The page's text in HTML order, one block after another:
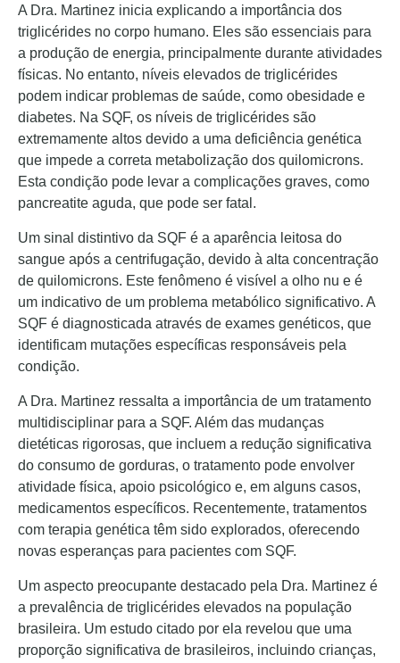
A Dra. Martinez inicia explicando a importância dos
triglicérides no corpo humano. Eles são essenciais para
a produção de energia, principalmente durante atividades
físicas. No entanto, níveis elevados de triglicérides
podem indicar problemas de saúde, como obesidade e
diabetes. Na SQF, os níveis de triglicérides são
extremamente altos devido a uma deficiência genética
que impede a correta metabolização dos quilomicrons.
Esta condição pode levar a complicações graves, como
pancreatite aguda, que pode ser fatal.
Um sinal distintivo da SQF é a aparência leitosa do
sangue após a centrifugação, devido à alta concentração
de quilomicrons. Este fenômeno é visível a olho nu e é
um indicativo de um problema metabólico significativo. A
SQF é diagnosticada através de exames genéticos, que
identificam mutações específicas responsáveis pela
condição.
A Dra. Martinez ressalta a importância de um tratamento
multidisciplinar para a SQF. Além das mudanças
dietéticas rigorosas, que incluem a redução significativa
do consumo de gorduras, o tratamento pode envolver
atividade física, apoio psicológico e, em alguns casos,
medicamentos específicos. Recentemente, tratamentos
com terapia genética têm sido explorados, oferecendo
novas esperanças para pacientes com SQF.
Um aspecto preocupante destacado pela Dra. Martinez é
a prevalência de triglicérides elevados na população
brasileira. Um estudo citado por ela revelou que uma
proporção significativa de brasileiros, incluindo crianças,